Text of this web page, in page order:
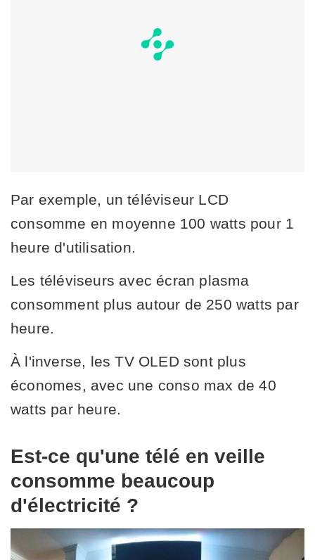
Par exemple, un téléviseur LCD
consomme en moyenne 100 watts pour 1
heure d'utilisation.
Les téléviseurs avec écran plasma
consomment plus autour de 250 watts par
heure.
À l'inverse, les TV OLED sont plus
économes, avec une conso max de 40
watts par heure.
Est-ce qu'une télé en veille
consomme beaucoup
d'électricité ?